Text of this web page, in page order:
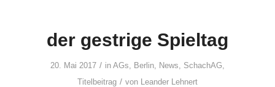
der gestrige Spieltag
20. Mai 2017 / in AGs, Berlin, News, SchachAG,
Titelbeitrag / von Leander Lehnert